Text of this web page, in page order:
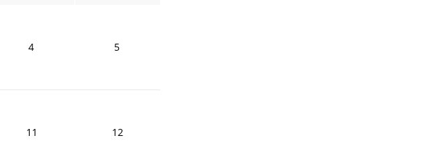
4 5
11 12